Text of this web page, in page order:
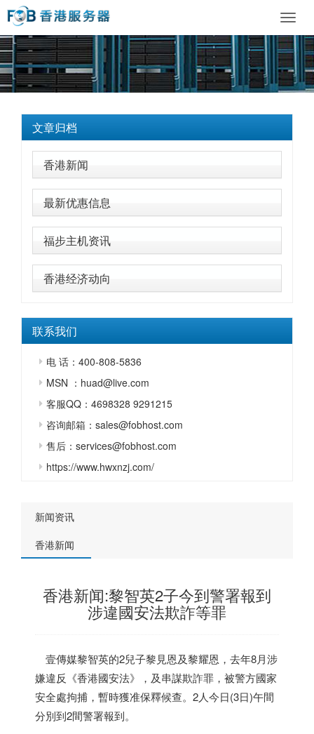
文章归档
香港新闻
最新优惠信息
福步主机资讯
香港经济动向
联系我们
电 话：400-808-5836
MSN ：huad@live.com
客服QQ：4698328 9291215
咨询邮箱：sales@fobhost.com
售后：services@fobhost.com
https://www.hwxnzj.com/
新闻资讯
香港新闻
香港新闻:黎智英2子今到警署報到
涉違國安法欺詐等罪
壹傳媒黎智英的2兒子黎見恩及黎耀恩，去年8月涉
嫌違反《香港國安法》，及串謀欺詐罪，被警方國家
安全處拘捕，暫時獲准保釋候查。2人今日(3日)午間
分別到2間警署報到。